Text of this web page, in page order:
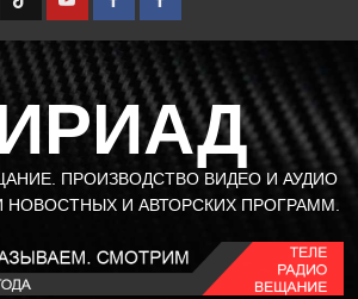
TT Youtube
FB1 FB2
ПРОИЗВОДСТВО ВИДЕО И АУДИО
НОВОСТНЫХ И АВТОРСКИХ ПРОГРАММ.